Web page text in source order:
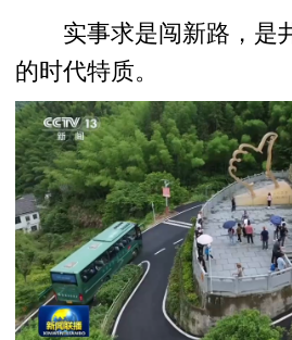
实事求是闯新路，是
的时代特质。